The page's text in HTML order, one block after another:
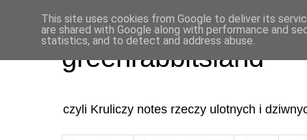
greenrabbitsland
czyli Kruliczy notes rzeczy ulotnych i
This site uses cookies from Google to deliver its
are shared with Google along with performance and
statistics, and to detect and address abuse.